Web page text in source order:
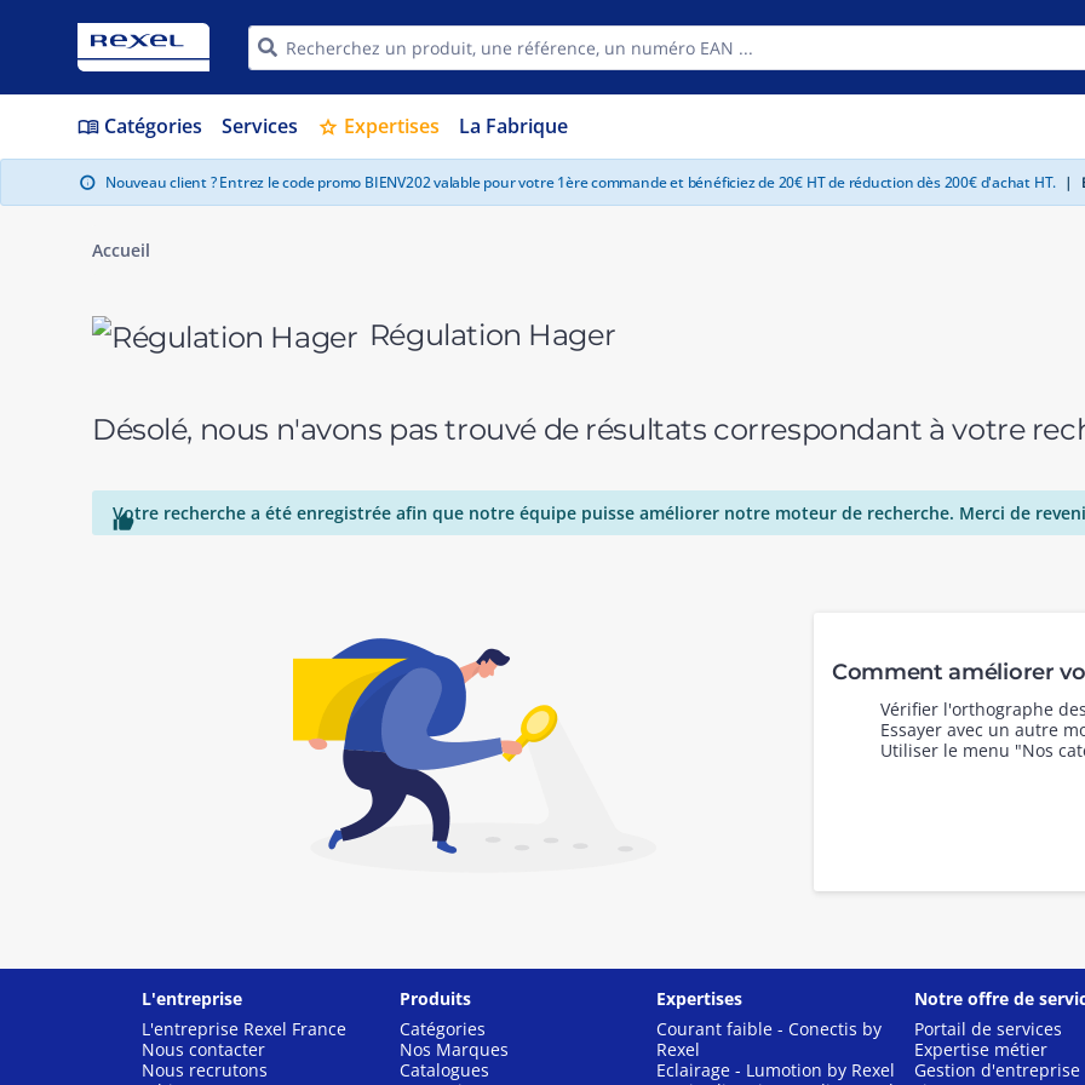
menu_book Catégories Services star Expertises La Fabrique
info Nouveau client ? Entrez le code promo BIENV202 valable pour votre 1ère commande et bénéficiez de 20€ HT de réduction dès 200€ d'achat HT. |
Accueil
Régulation Hager
Désolé, nous n'avons pas trouvé de résultats correspondant à votre

Votre recherche a été enregistrée afin que notre équipe puisse améliorer notre moteur de recherche. Merci de
Comment améliorer
Vérifier l'orthographe
Essayer avec un autre
Utiliser le menu "Nos
L'entreprise
L'entreprise Rexel France
Nous contacter
Nous recrutons
Produits
Catégories
Nos Marques
Catalogues
Expertises
Courant faible - Conectis by
Rexel
Eclairage - Lumotion by Rexel
Notre offre de
Portail de services
Expertise métier
Gestion d'entreprise